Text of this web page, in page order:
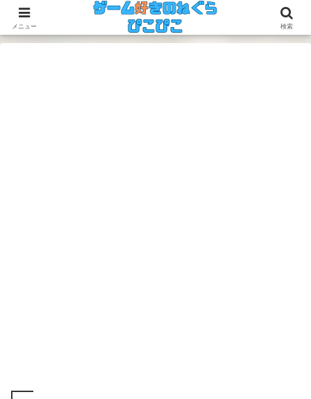
今のゲームも昔のゲームも面白い！
メニュー 検索